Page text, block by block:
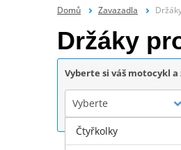
Domů Zavazadla
Držáky
Vyberte si váš motocykl
Vyberte
Čtyřkolky